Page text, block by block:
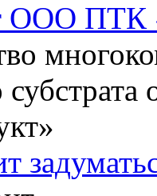
ООО